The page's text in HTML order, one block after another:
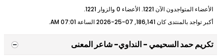
الأعضاء المتواجدون الآن 1221. الأعضاء 0 والزوار 1221.
أكبر تواجد بالمنتدى كان 186,141, 07-25-2026 الساعة
07:01 AM
.
تكريم حمد السحيمي - النداوي- شاعر المعنى